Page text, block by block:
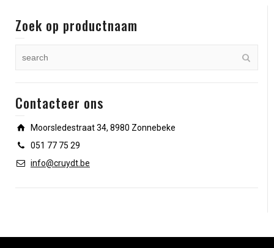
Zoek op productnaam
Contacteer ons
Moorsledestraat 34, 8980 Zonnebeke
051 77 75 29
info@cruydt.be